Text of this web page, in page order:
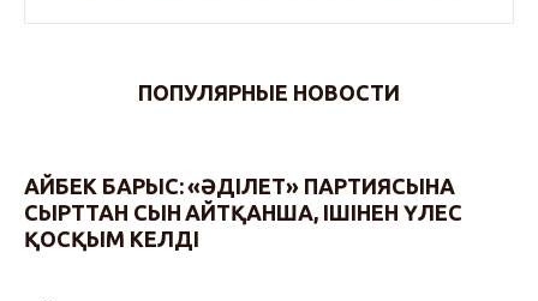
ПОПУЛЯРНЫЕ НОВОСТИ
АЙБЕК БАРЫС: «ӘДІЛЕТ» ПАРТИЯСЫНА
СЫРТТАН СЫН АЙТҚАНША, ІШІНЕН ҮЛЕС
ҚОСҚЫМ КЕЛДІ